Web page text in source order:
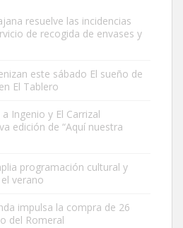
en la calle hace menos de un mes,
cari...
resuelve las incidencias
de recogida de envases y
este sábado El sueño de
El Tablero
Ingenio y El Carrizal
edición de “Aquí nuestra
programación cultural y
verano
impulsa la compra de 26
del Romeral